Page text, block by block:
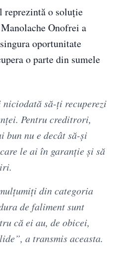
reprezintă o soluție
Onofrei a
oportunitate
o parte din sumele
să-ți recuperezi
Pentru creditrori,
bun nu e decât să-și
le ai în garanție și să
din categoria
de faliment sunt
că ei au, de obicei,
a transmis aceasta.